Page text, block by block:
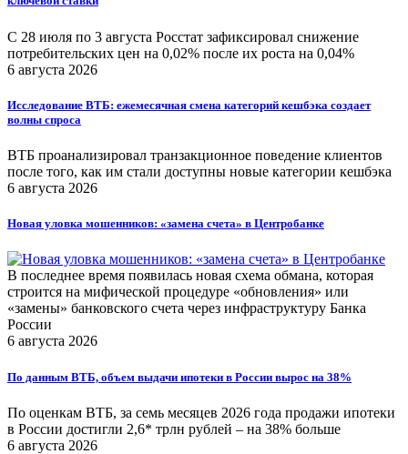
С 28 июля по 3 августа Росстат зафиксировал снижение
потребительских цен на 0,02% после их роста на 0,04%
6 августа 2026
Исследование ВТБ: ежемесячная смена категорий кешбэка создает
волны спроса
ВТБ проанализировал транзакционное поведение клиентов
после того, как им стали доступны новые категории кешбэка
6 августа 2026
Новая уловка мошенников: «замена счета» в Центробанке
В последнее время появилась новая схема обмана, которая
строится на мифической процедуре «обновления» или
«замены» банковского счета через инфраструктуру Банка
России
6 августа 2026
По данным ВТБ, объем выдачи ипотеки в России вырос на 38%
По оценкам ВТБ, за семь месяцев 2026 года продажи ипотеки
в России достигли 2,6* трлн рублей – на 38% больше
6 августа 2026